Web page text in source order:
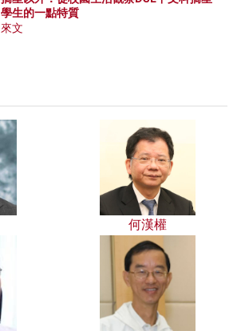
學生的一點特質
來文
何漢權